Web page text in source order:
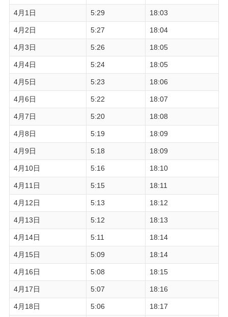
4月1日 5:29 18:03
4月2日 5:27 18:04
4月3日 5:26 18:05
4月4日 5:24 18:05
4月5日 5:23 18:06
4月6日 5:22 18:07
4月7日 5:20 18:08
4月8日 5:19 18:09
4月9日 5:18 18:09
4月10日 5:16 18:10
4月11日 5:15 18:11
4月12日 5:13 18:12
4月13日 5:12 18:13
4月14日 5:11 18:14
4月15日 5:09 18:14
4月16日 5:08 18:15
4月17日 5:07 18:16
4月18日 5:06 18:17